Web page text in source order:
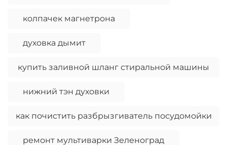
колпачек магнетрона
духовка дымит
купить заливной шланг стиральной машины
нижний тэн духовки
как почистить разбрызгиватель посудомойки
ремонт мультиварки Зеленоград